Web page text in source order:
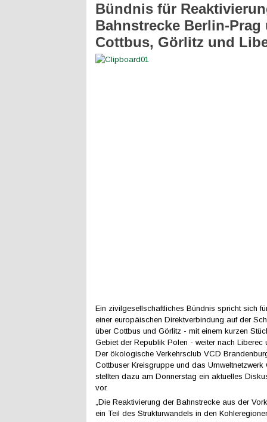
Bündnis für
Bahnstrecke Berlin-Prag
Cottbus, Görlitz und
Ein zivilgesellschaftliches Bündnis spricht sich
einer europäischen Direktverbindung auf der
über Cottbus und Görlitz - mit einem kurzen
Gebiet der Republik Polen - weiter nach Liberec
Der ökologische Verkehrsclub VCD
Cottbuser Kreisgruppe und das Umweltnetzwerk
stellten dazu am Donnerstag ein aktuelles
vor.
„Die Reaktivierung der Bahnstrecke aus der
ein Teil des Strukturwandels in den